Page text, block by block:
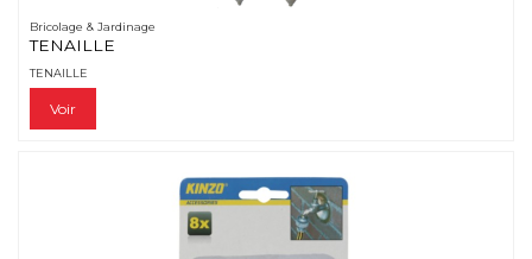
Bricolage & Jardinage
TENAILLE
TENAILLE
Voir